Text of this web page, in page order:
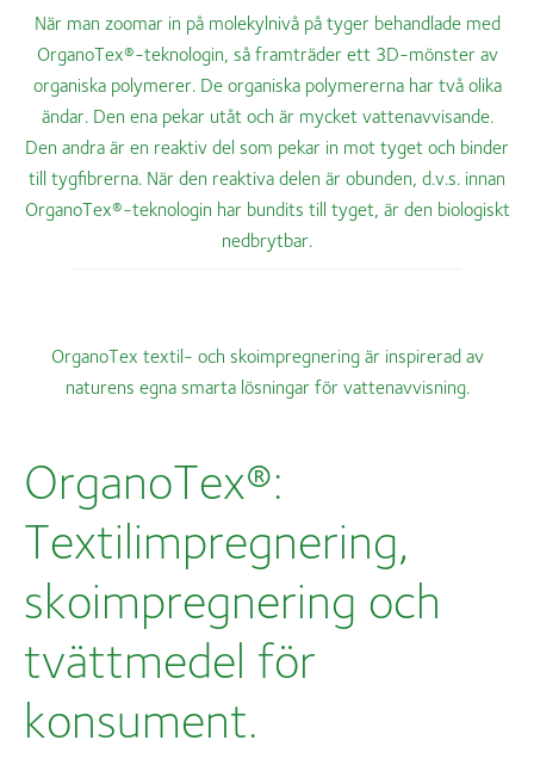
När man zoomar in på molekylnivå på tyger behandlade med
OrganoTex®-teknologin, så framträder ett 3D-mönster av
organiska polymerer. De organiska polymererna har två olika
ändar. Den ena pekar utåt och är mycket vattenavvisande.
Den andra är en reaktiv del som pekar in mot tyget och binder
till tygfibrerna. När den reaktiva delen är obunden, d.v.s. innan
OrganoTex®-teknologin har bundits till tyget, är den biologiskt
nedbrytbar.
OrganoTex textil- och skoimpregnering är inspirerad av
naturens egna smarta lösningar för vattenavvisning.
OrganoTex®:
Textilimpregnering,
skoimpregnering och
tvättmedel för
konsument.